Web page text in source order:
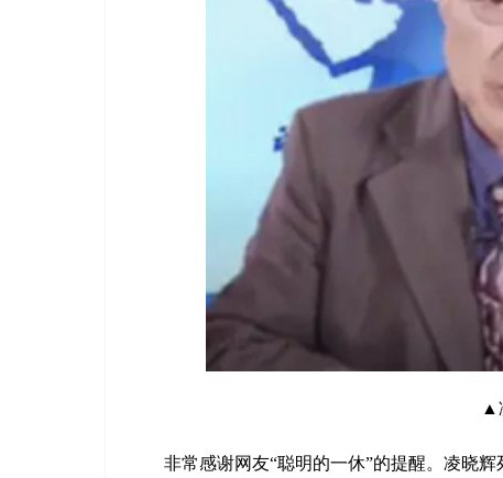
▲
非常感谢网友“聪明的一休”的提醒。凌晓